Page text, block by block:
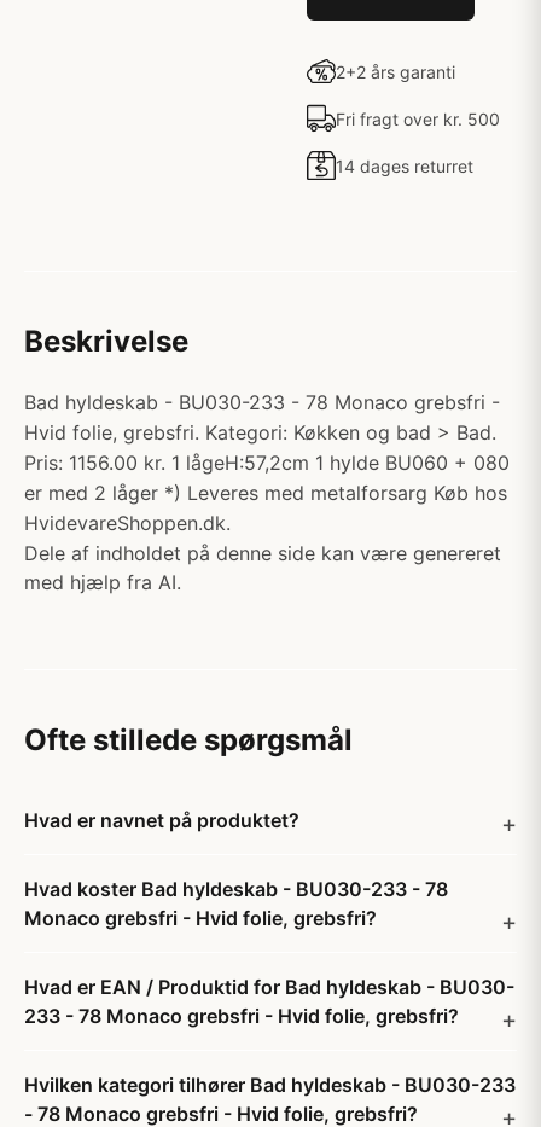
2+2 års garanti
Fri fragt over kr. 500
14 dages returret
Beskrivelse
Bad hyldeskab - BU030-233 - 78 Monaco grebsfri -
Hvid folie, grebsfri. Kategori: Køkken og bad > Bad.
Pris: 1156.00 kr. 1 lågeH:57,2cm 1 hylde BU060 + 080
er med 2 låger *) Leveres med metalforsarg Køb hos
HvidevareShoppen.dk.
Dele af indholdet på denne side kan være genereret
med hjælp fra AI.
Ofte stillede spørgsmål
Hvad er navnet på produktet?
Hvad koster Bad hyldeskab - BU030-233 - 78
Monaco grebsfri - Hvid folie, grebsfri?
Hvad er EAN / Produktid for Bad hyldeskab - BU030-
233 - 78 Monaco grebsfri - Hvid folie, grebsfri?
Hvilken kategori tilhører Bad hyldeskab - BU030-233
- 78 Monaco grebsfri - Hvid folie, grebsfri?